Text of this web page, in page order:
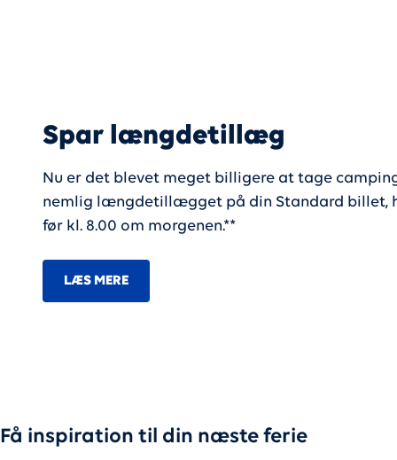
Spar længdetillæg
Nu er det blevet meget billigere at tage
nemlig længdetillægget på din Standard billet,
før kl. 8.00 om morgenen.**
LÆS MERE
Få inspiration til din næste ferie